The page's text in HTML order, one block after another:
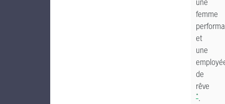
femme
et
une
de
rêve
*.